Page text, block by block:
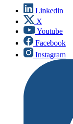
Linkedin
X
Youtube
Facebook
Instagram